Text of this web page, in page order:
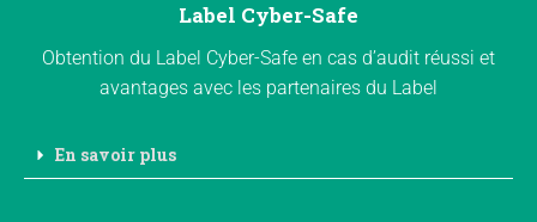
Label Cyber-Safe
Obtention du Label Cyber-Safe en cas d’audit réussi et
avantages avec les partenaires du Label
En savoir plus